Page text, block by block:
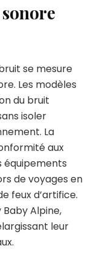
se mesure
Les modèles
du bruit
isoler
La
aux
équipements
de voyages en
feux d’artifice.
Alpine,
leur